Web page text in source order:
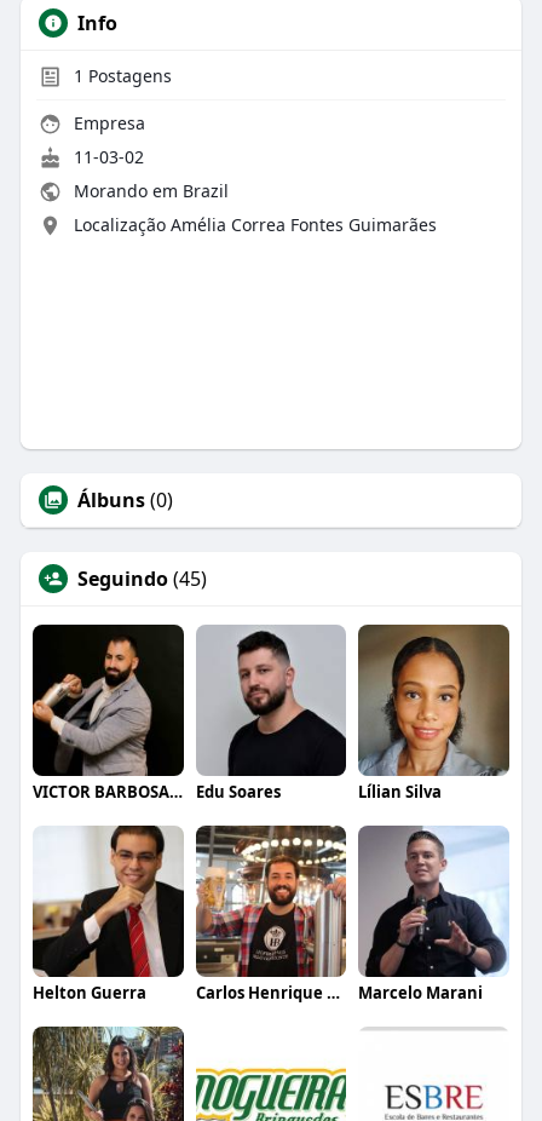
Info
1 Postagens
Empresa
11-03-02
Morando em Brazil
Localização Amélia Correa Fontes Guimarães
Álbuns(0)
Seguindo(45)
VICTOR BARBOSA QUARANTA Edu Soares Lílian Silva
Helton Guerra Carlos Henrique de Faria Vasconcelos Marcelo Marani